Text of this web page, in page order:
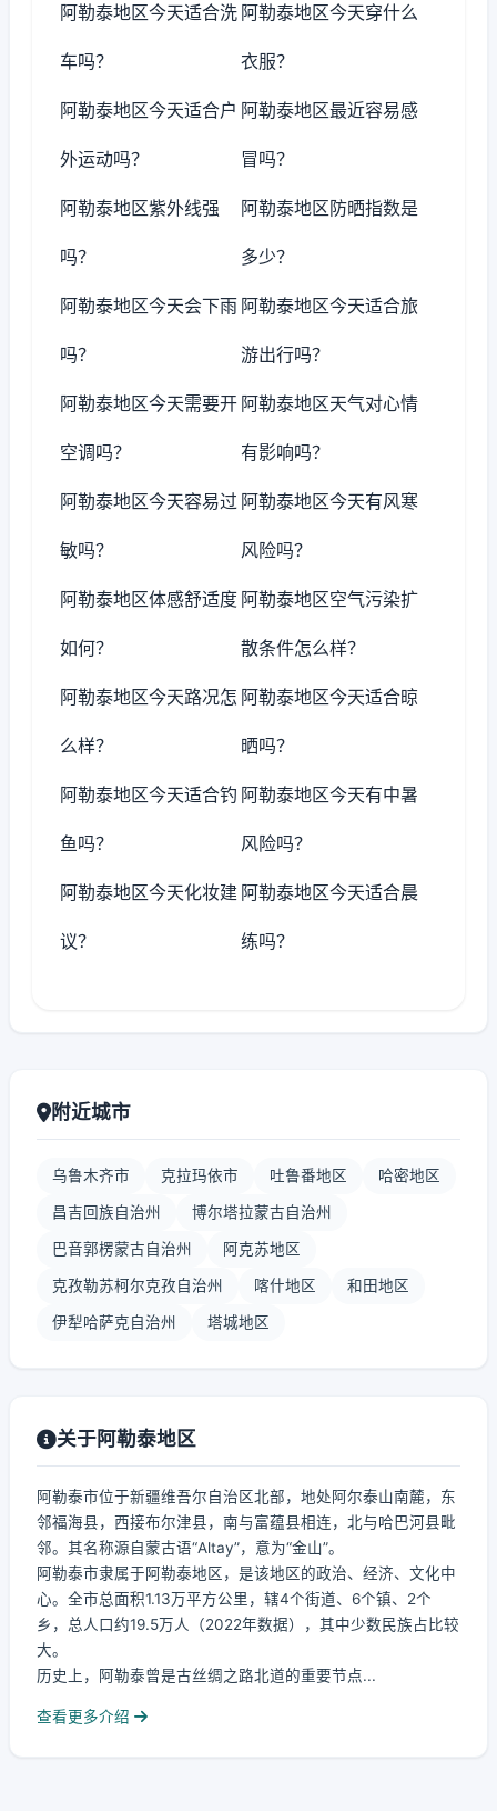
阿勒泰地区今天适合洗
车吗？
阿勒泰地区今天穿什么
衣服？
阿勒泰地区今天适合户
外运动吗？
阿勒泰地区最近容易感
冒吗？
阿勒泰地区紫外线强
吗？
阿勒泰地区防晒指数是
多少？
阿勒泰地区今天会下雨
吗？
阿勒泰地区今天适合旅
游出行吗？
阿勒泰地区今天需要开
空调吗？
阿勒泰地区天气对心情
有影响吗？
阿勒泰地区今天容易过
敏吗？
阿勒泰地区今天有风寒
风险吗？
阿勒泰地区体感舒适度
如何？
阿勒泰地区空气污染扩
散条件怎么样？
阿勒泰地区今天路况怎
么样？
阿勒泰地区今天适合晾
晒吗？
阿勒泰地区今天适合钓
鱼吗？
阿勒泰地区今天有中暑
风险吗？
阿勒泰地区今天化妆建
议？
阿勒泰地区今天适合晨
练吗？
附近城市
乌鲁木齐市 克拉玛依市 吐鲁番地区 哈密地区
昌吉回族自治州 博尔塔拉蒙古自治州
巴音郭楞蒙古自治州 阿克苏地区
克孜勒苏柯尔克孜自治州 喀什地区 和田地区
伊犁哈萨克自治州 塔城地区
关于阿勒泰地区
阿勒泰市位于新疆维吾尔自治区北部，地处阿尔泰山南麓，东
邻福海县，西接布尔津县，南与富蕴县相连，北与哈巴河县毗
邻。其名称源自蒙古语“Altay”，意为“金山”。
阿勒泰市隶属于阿勒泰地区，是该地区的政治、经济、文化中
心。全市总面积1.13万平方公里，辖4个街道、6个镇、2个
乡，总人口约19.5万人（2022年数据），其中少数民族占比较
大。
历史上，阿勒泰曾是古丝绸之路北道的重要节点...
查看更多介绍